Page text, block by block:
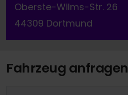
Oberste-Wilms-Str. 26
44309 Dortmund
Fahrzeug anfragen